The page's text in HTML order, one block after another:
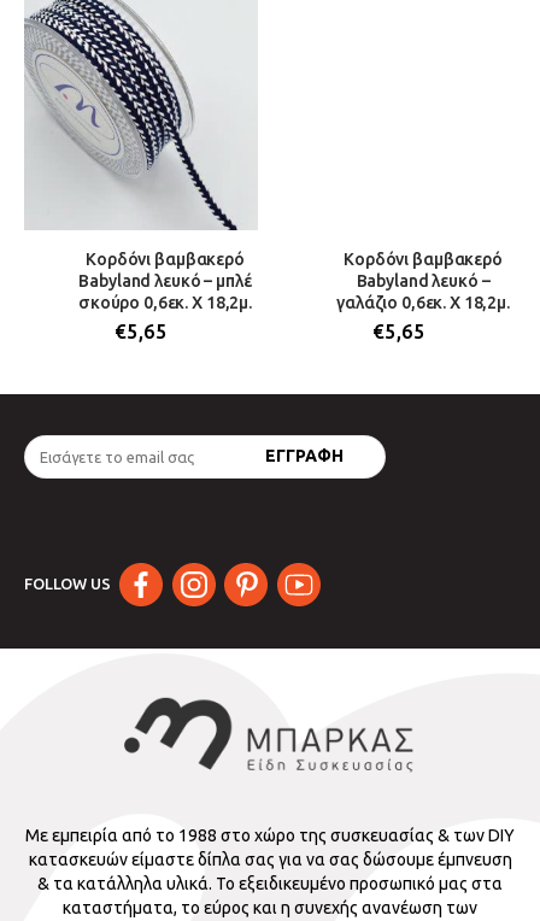
Κορδόνι βαμβακερό
Babyland λευκό – μπλέ
σκούρο 0,6εκ. Χ 18,2μ.
€5,65
Κορδόνι βαμβακερό
Babyland λευκό –
γαλάζιο 0,6εκ. Χ 18,2μ.
€5,65
FOLLOW US
Με εμπειρία από το 1988 στο χώρο της συσκευασίας & των DIY
κατασκευών είμαστε δίπλα σας για να σας δώσουμε έμπνευση
& τα κατάλληλα υλικά. Το εξειδικευμένο προσωπικό μας στα
καταστήματα, το εύρος και η συνεχής ανανέωση των